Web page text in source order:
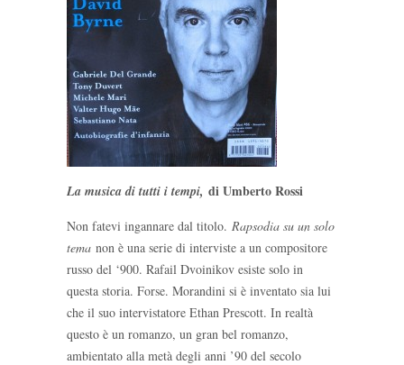
La musica di tutti i tempi, di Umberto Rossi
Non fatevi ingannare dal titolo. Rapsodia su un solo
tema non è una serie di interviste a un compositore
russo del ‘900. Rafail Dvoinikov esiste solo in
questa storia. Forse. Morandini si è inventato sia lui
che il suo intervistatore Ethan Prescott. In realtà
questo è un romanzo, un gran bel romanzo,
ambientato alla metà degli anni ’90 del secolo